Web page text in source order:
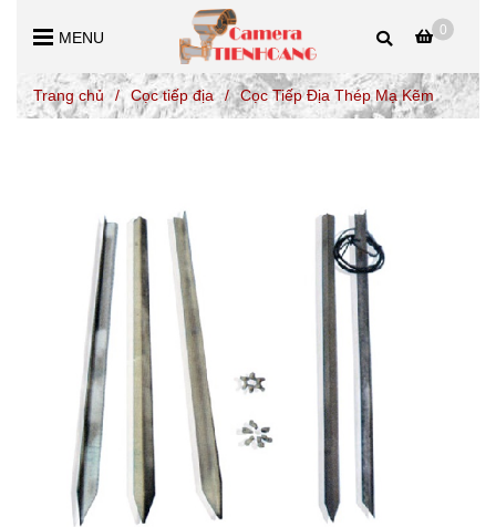
0
MENU
Trang chủ / Cọc tiếp địa / Cọc Tiếp Địa Thép Mạ Kẽm